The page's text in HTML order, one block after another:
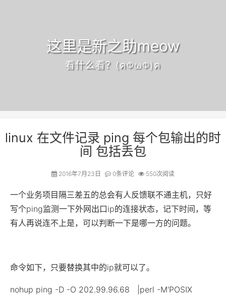
这里是新之助meow
看什么看？(ฅΦωΦ)ฅ
linux 在文件记录 ping 每个包输出的时
间 包括丢包
2016年7月23日 0条评论 550次阅读
一个业务项目隔三差五的总会有人反馈联不通主机，只好
写个ping监测一下外网出口ip的连接状态，记下时间，等
有人再说连不上是，可以判断一下是哪一方的问题。
命令如下，只要替换其中的ip就可以了。
nohup ping -D -O 202.99.96.68 |perl -M'POSIX